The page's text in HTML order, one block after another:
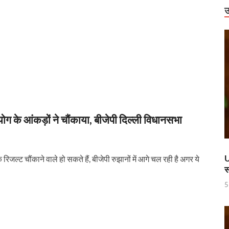
आंकड़ों ने चौंकाया, बीजेपी दिल्ली विधानसभा
चौंकाने वाले हो सकते हैं, बीजेपी रुझानों में आगे चल रही है अगर ये